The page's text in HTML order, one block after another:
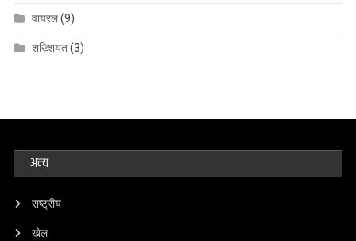
वायरल(9)
शख्शियत(3)
अन्य
राष्ट्रीय
खेल